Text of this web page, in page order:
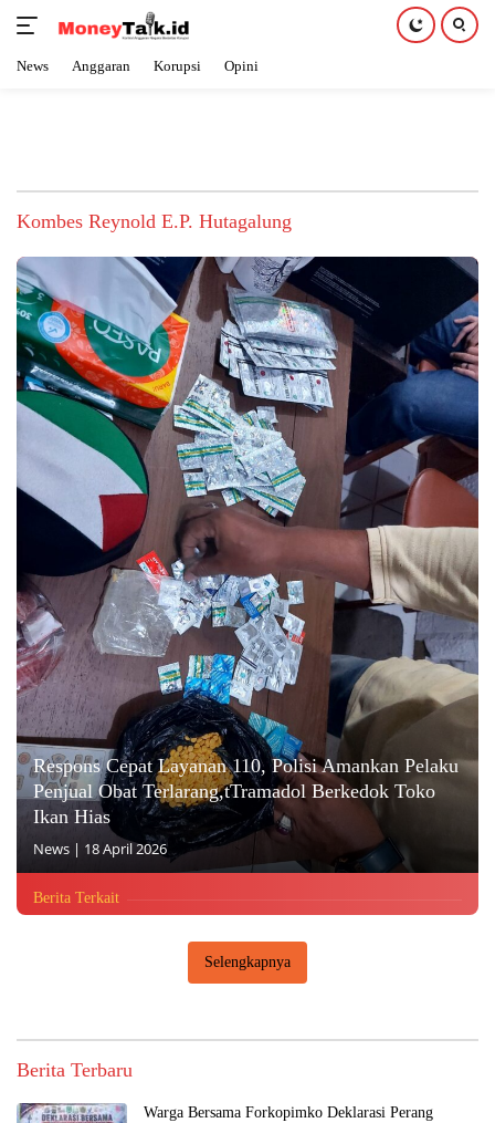
News Anggaran Korupsi Opini
Kombes Reynold E.P. Hutagalung
Respons Cepat Layanan 110, Polisi Amankan Pelaku
Penjual Obat Terlarang,tTramadol Berkedok Toko
Ikan Hias
News | 18 April 2026
Berita Terkait
Selengkapnya
Berita Terbaru
Warga Bersama Forkopimko Deklarasi Perang